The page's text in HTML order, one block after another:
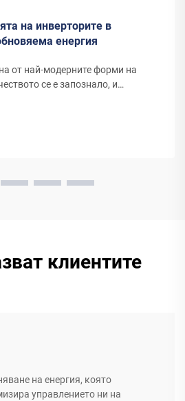
на инверторите в
енергия
от най-модерните форми на
се е запознало, и
енергия преобразуват в
клиентите
на енергия, която
управлението ни на